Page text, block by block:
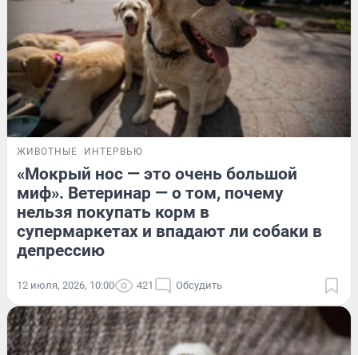
ЖИВОТНЫЕ ИНТЕРВЬЮ
«Мокрый нос — это очень большой
миф». Ветеринар — о том, почему
нельзя покупать корм в
супермаркетах и впадают ли собаки в
депрессию
12 июля, 2026, 10:00 421 Обсудить